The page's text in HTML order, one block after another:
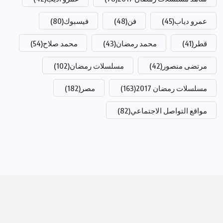
عمرو دياب(45) فن(48) فيسبوك(80)
قطر (41) محمد رمضان(43) محمد صلاح(54)
مرتضى منصور (42) مسلسلات رمضان(102)
مسلسلات رمضان 2017 (163) مصر (182)
مواقع التواصل الاجتماعي(82)